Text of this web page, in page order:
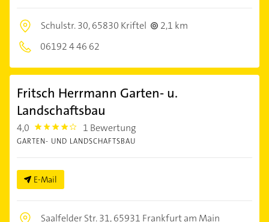
Schulstr. 30,65830 Kriftel
2,1 km
06192 4 46 62
Fritsch Herrmann Garten- u.
Landschaftsbau
4,0 4.0 1 Bewertung
GARTEN- UND LANDSCHAFTSBAU
E-Mail
Saalfelder Str. 31,65931 Frankfurt am Main